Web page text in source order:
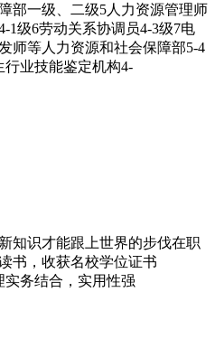
部一级、二级5人力资源管理师
1级6劳动关系协调员4-3级7电
师等人力资源和社会保障部5-4
业技能鉴定机构4-
知识才能跟上世界的步伐在职
读书，收获名校学位证书
务结合，实用性强